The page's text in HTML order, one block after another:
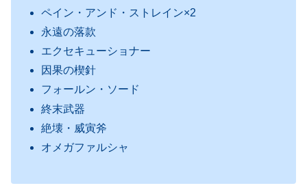
ペイン・アンド・ストレイン×2
永遠の落款
エクセキューショナー
因果の楔針
フォールン・ソード
終末武器
絶壊・威寅斧
オメガファルシャ